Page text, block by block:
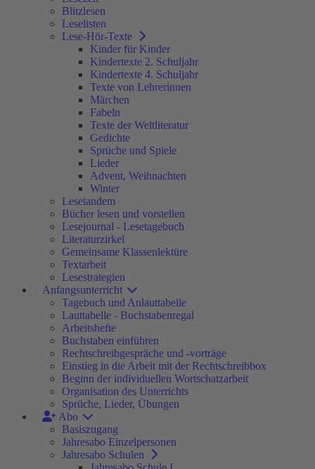
Blitzlesen
Leselisten
Lese-Hör-Texte
Kinder für Kinder
Kindertexte 2. Schuljahr
Kindertexte 4. Schuljahr
Texte von Lehrerinnen
Märchen
Fabeln
Texte der Weltliteratur
Gedichte
Sprüche und Spiele
Lieder
Advent, Weihnachten
Winter
Lesetandem
Bücher lesen und vorstellen
Lesejournal - Lesetagebuch
Literaturzirkel
Gemeinsame Klassenlektüre
Textarbeit
Lesestrategien
Anfangsunterricht
Tagebuch und Anlauttabelle
Lauttabelle - Buchstabenregal
Arbeitshefte
Buchstaben einführen
Rechtschreibgespräche und -vorträge
Einstieg in die Arbeit mit der Rechtschreibbox
Beginn der individuellen Wortschatzarbeit
Organisation des Unterrichts
Sprüche, Lieder, Übungen
Abo
Basiszugang
Jahresabo Einzelpersonen
Jahresabo Schulen